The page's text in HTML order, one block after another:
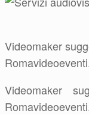
Videomaker
Videomaker